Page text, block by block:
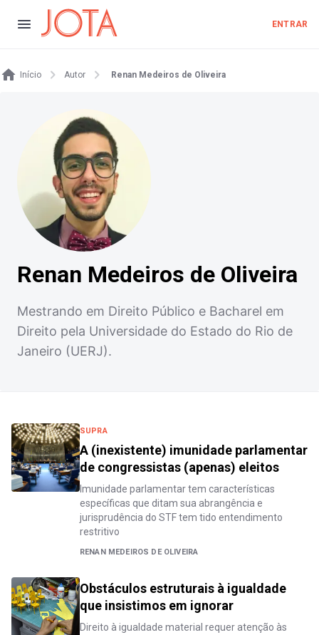
ENTRAR
Início Autor Renan Medeiros de Oliveira
Renan Medeiros de Oliveira
Mestrando em Direito Público e Bacharel em
Direito pela Universidade do Estado do Rio de
Janeiro (UERJ).
SUPRA
A (inexistente) imunidade parlamentar
de congressistas (apenas) eleitos
Imunidade parlamentar tem características
específicas que ditam sua abrangência e
jurisprudência do STF tem tido entendimento
restritivo
RENAN MEDEIROS DE OLIVEIRA
Obstáculos estruturais à igualdade
que insistimos em ignorar
Direito à igualdade material requer atenção às